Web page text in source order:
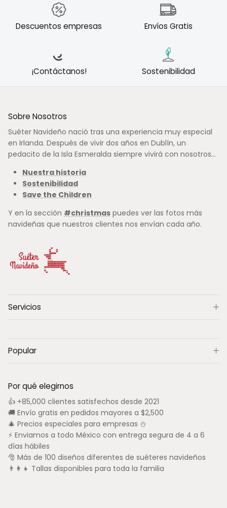
Descuentos empresas Envíos Gratis
¡Contáctanos! Sostenibilidad
Sobre Nosotros
Suéter Navideño nació tras una experiencia muy especial
en Irlanda. Después de vivir dos años en Dublín, un
pedacito de la Isla Esmeralda siempre vivirá con nosotros...
Nuestra historia
Sostenibilidad
Save the Children
Y en la sección #christmas puedes ver las fotos más
navideñas que nuestros clientes nos envían cada año.
Servicios
Popular
Por qué elegirnos
👍 +85,000 clientes satisfechos desde 2021
🚚 Envío gratis en pedidos mayores a $2,500
🎄 Precios especiales para empresas ⛄
⚡ Enviamos a todo México con entrega segura de 4 a 6
días hábiles
🎅 Más de 100 diseños diferentes de suéteres navideños
👨‍👩‍👧 Tallas disponibles para toda la familia